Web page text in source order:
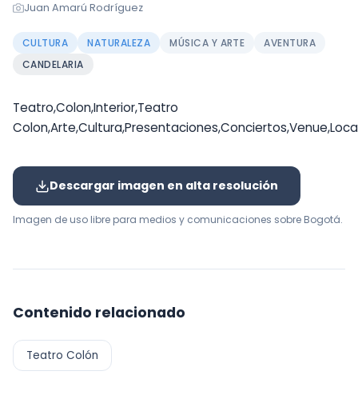
Juan Amarú Rodríguez
CULTURA NATURALEZA MÚSICA Y ARTE
AVENTURA
CANDELARIA
Teatro,Colon,Interior,Teatro
Descargar imagen en alta resolución
Imagen de uso libre para medios y comunicaciones sobre Bogotá.
Contenido relacionado
Teatro Colón